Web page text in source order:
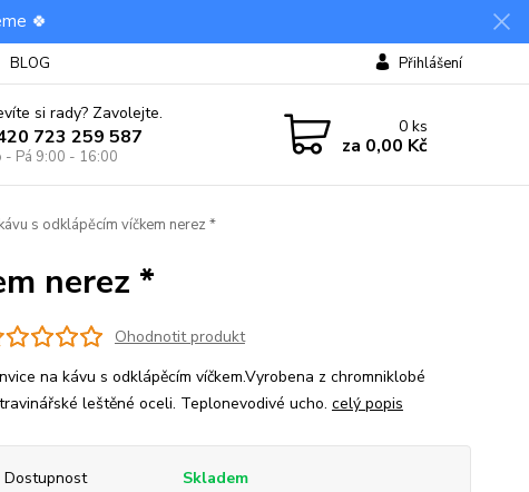
🍀
BLOG Přihlášení
si rady? Zavolejte.
723 259 587
- Pá 9:00 - 16:00
0ks
za 0,00 Kč
s odklápěcím víčkem nerez *
nerez *
Ohodnotit produkt
na kávu s odklápěcím víčkem.Vyrobena z chromniklobé
leštěné oceli. Teplonevodivé ucho. celý popis
Dostupnost
Skladem